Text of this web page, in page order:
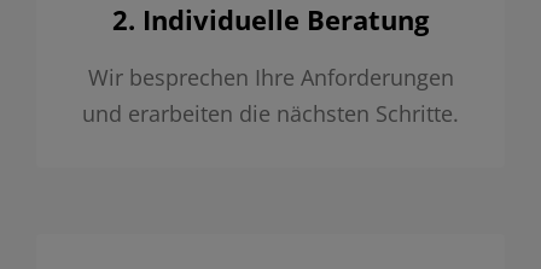
2. Individuelle Beratung
Wir besprechen Ihre Anforderungen
und erarbeiten die nächsten Schritte.